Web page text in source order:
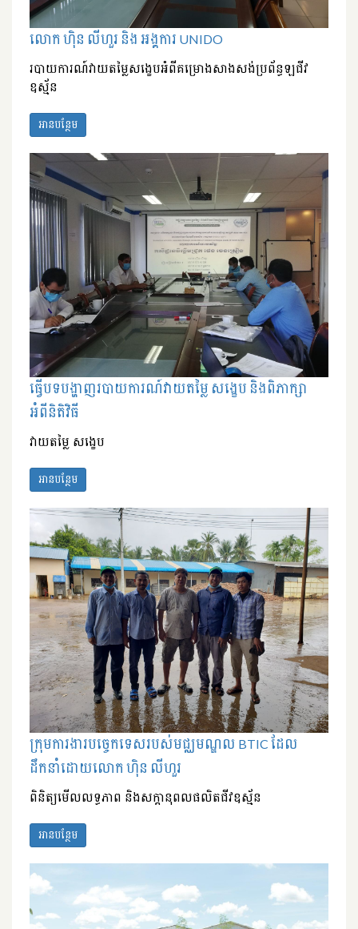
លោក ហ៊ិន លីហួរ និង អង្គការ UNIDO
របាយការណ៍វាយតម្លៃសង្ខេបអំពីគម្រោងសាងសង់ប្រព័ន្ធឡជីវ
ឧស្ម័ន
អានបន្ថែម
ធ្វើបទបង្ហាញរបាយការណ៍វាយតម្លៃ សង្ខេប និងពិភាក្សា
អំពីនិតិវិធី
វាយតម្លៃ សង្ខេប
អានបន្ថែម
ក្រុមការងារបច្ចេកទេសរបស់មជ្ឈមណ្ឌល BTIC ដែល
ដឹកនាំដោយលោក ហ៊ិន លីហួរ
ពិនិត្យមើលលទ្ធភាព និងសក្តានុពលផលិតជីវឧស្ម័ន
អានបន្ថែម